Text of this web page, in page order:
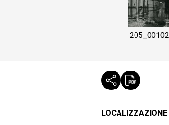
205_00102
LOCALIZZAZIONE